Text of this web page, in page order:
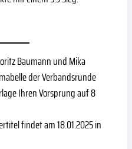
Baumann und Mika
der Verbandsrunde
Ihren Vorsprung auf 8
findet am 18.01.2025 in